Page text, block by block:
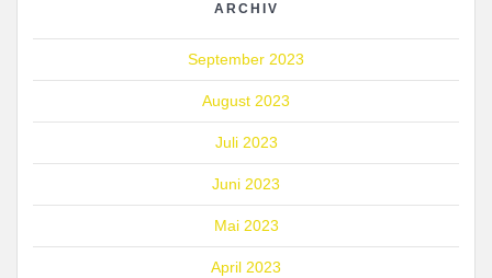
ARCHIV
September 2023
August 2023
Juli 2023
Juni 2023
Mai 2023
April 2023